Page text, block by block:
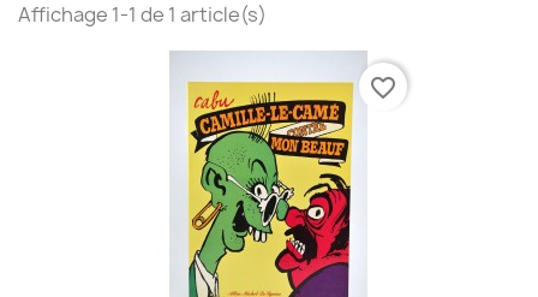
Affichage 1-1 de 1 article(s)
favorite_border